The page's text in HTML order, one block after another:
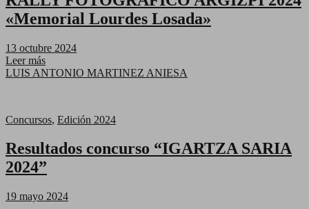
«Memorial Lourdes Losada»
13 octubre 2024
Leer más
LUIS ANTONIO MARTINEZ ANIESA
Concursos, Edición 2024
Resultados concurso “IGARTZA SARIA
2024”
19 mayo 2024